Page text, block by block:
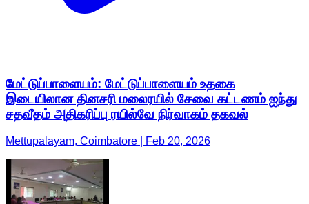
மேட்டுப்பாளையம்: மேட்டுப்பாளையம் உதகை
இடையிலான தினசரி மலைரயில் சேவை கட்டணம் ஐந்து
சதவீதம் அதிகரிப்பு ரயில்வே நிர்வாகம் தகவல்
Mettupalayam, Coimbatore | Feb 20, 2026